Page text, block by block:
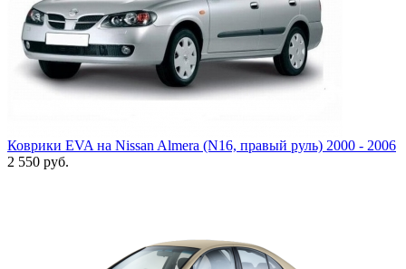
Коврики EVA на Nissan Almera (N16, правый руль) 2000 - 2006
2 550 руб.